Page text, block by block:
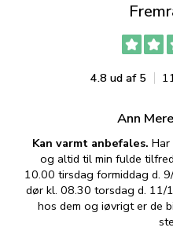
4.8 ud af 5
Ann
Kan varmt anbefales.
og altid til min fulde
10.00 tirsdag formiddag d.
dør kl. 08.30 torsdag d. 11/
hos dem og iøvrigt er de